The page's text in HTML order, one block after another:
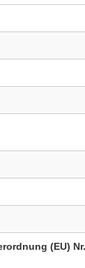
(EU) Nr.